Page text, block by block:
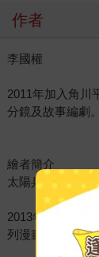
作者
李國權
2011年加入角川
分鏡及故事編劇。
繪者簡介
太陽兵團
2013年因「X尋
列漫畫的草稿、